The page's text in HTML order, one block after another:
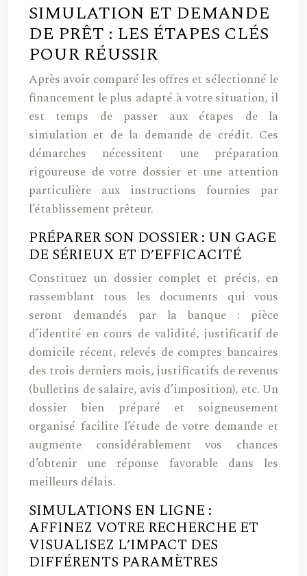
SIMULATION ET DEMANDE
DE PRÊT : LES ÉTAPES CLÉS
POUR RÉUSSIR
Après avoir comparé les offres et sélectionné le
financement le plus adapté à votre situation, il
est temps de passer aux étapes de la
simulation et de la demande de crédit. Ces
démarches nécessitent une préparation
rigoureuse de votre dossier et une attention
particulière aux instructions fournies par
l’établissement prêteur.
PRÉPARER SON DOSSIER : UN GAGE
DE SÉRIEUX ET D’EFFICACITÉ
Constituez un dossier complet et précis, en
rassemblant tous les documents qui vous
seront demandés par la banque : pièce
d’identité en cours de validité, justificatif de
domicile récent, relevés de comptes bancaires
des trois derniers mois, justificatifs de revenus
(bulletins de salaire, avis d’imposition), etc. Un
dossier bien préparé et soigneusement
organisé facilite l’étude de votre demande et
augmente considérablement vos chances
d’obtenir une réponse favorable dans les
meilleurs délais.
SIMULATIONS EN LIGNE :
AFFINEZ VOTRE RECHERCHE ET
VISUALISEZ L’IMPACT DES
DIFFÉRENTS PARAMÈTRES